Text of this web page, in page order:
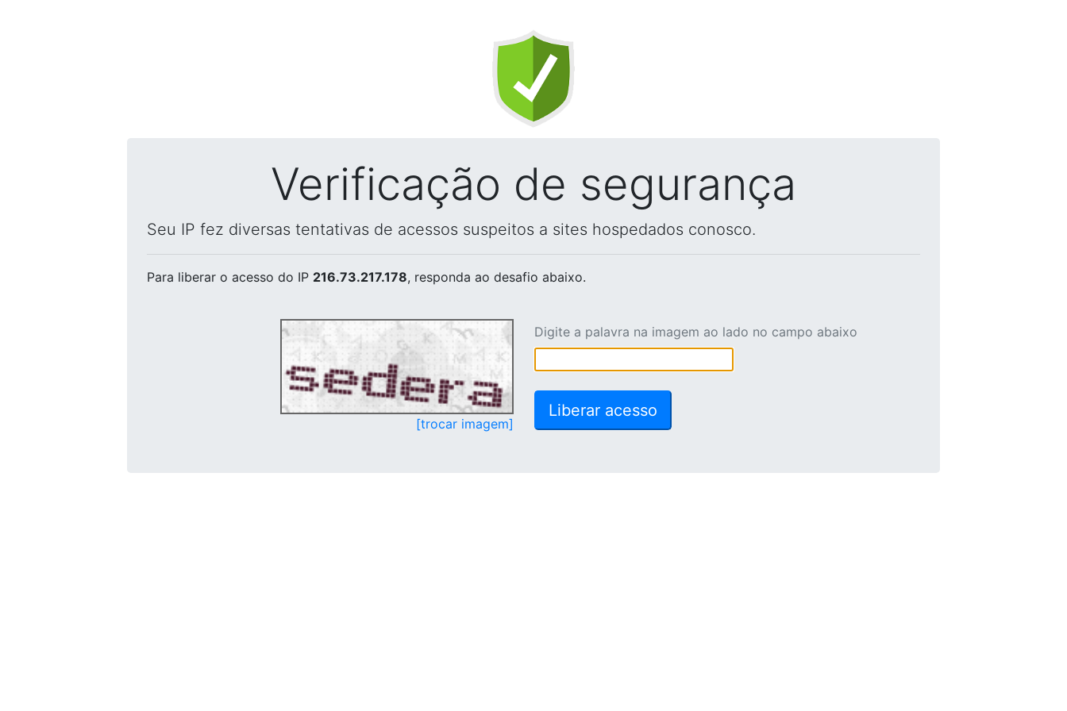
Verificação de segurança
Seu IP fez diversas tentativas de acessos suspeitos a sites hospedados conosco.
Para liberar o acesso do IP 216.73.217.178, responda ao desafio abaixo.
[trocar imagem]
Digite a palavra na imagem ao lado no campo abaixo